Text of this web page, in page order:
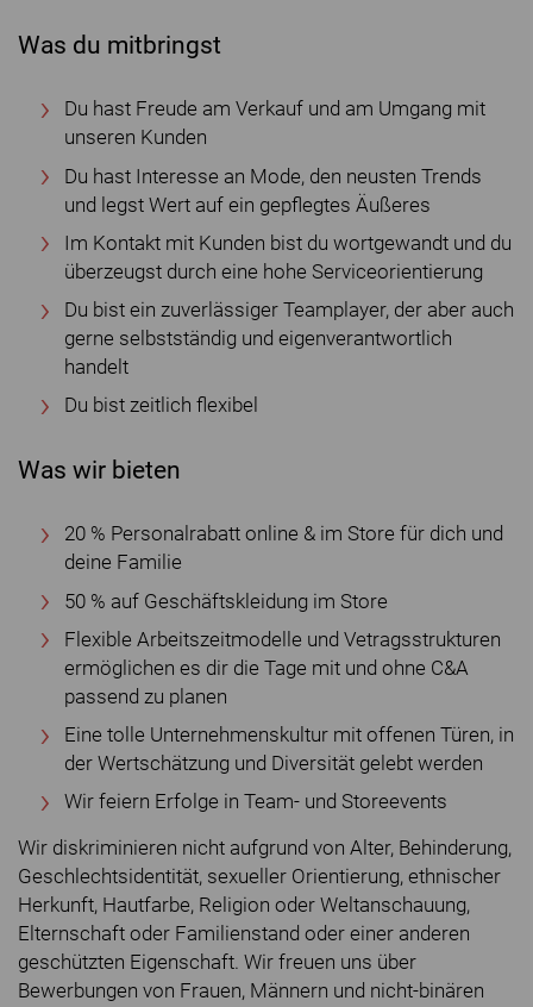
Was du mitbringst
Du hast Freude am Verkauf und am Umgang mit
unseren Kunden
Du hast Interesse an Mode, den neusten Trends
und legst Wert auf ein gepflegtes Äußeres
Im Kontakt mit Kunden bist du wortgewandt und du
überzeugst durch eine hohe Serviceorientierung
Du bist ein zuverlässiger Teamplayer, der aber auch
gerne selbstständig und eigenverantwortlich
handelt
Du bist zeitlich flexibel
Was wir bieten
20 % Personalrabatt online & im Store für dich und
deine Familie
50 % auf Geschäftskleidung im Store
Flexible Arbeitszeitmodelle und Vetragsstrukturen
ermöglichen es dir die Tage mit und ohne C&A
passend zu planen
Eine tolle Unternehmenskultur mit offenen Türen, in
der Wertschätzung und Diversität gelebt werden
Wir feiern Erfolge in Team- und Storeevents
Wir diskriminieren nicht aufgrund von Alter, Behinderung,
Geschlechtsidentität, sexueller Orientierung, ethnischer
Herkunft, Hautfarbe, Religion oder Weltanschauung,
Elternschaft oder Familienstand oder einer anderen
geschützten Eigenschaft. Wir freuen uns über
Bewerbungen von Frauen, Männern und nicht-binären